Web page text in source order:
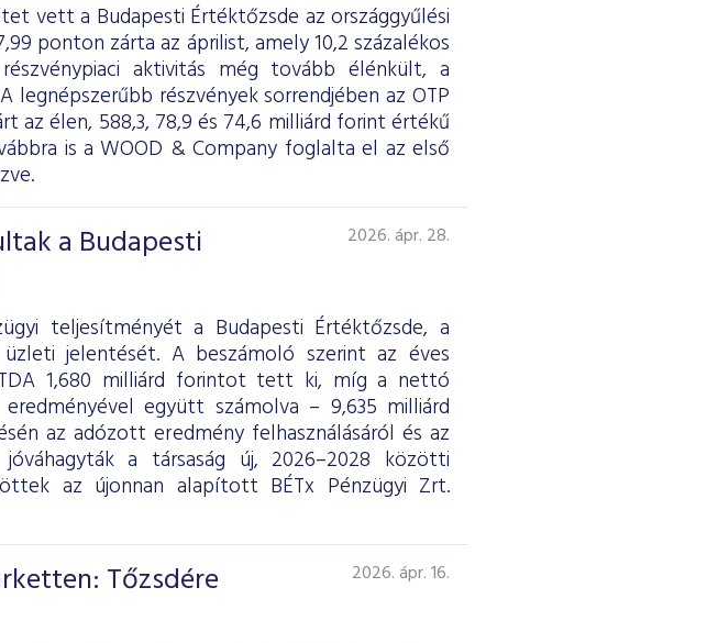
vett a Budapesti Értéktőzsde az országgyűlési
ponton zárta az áprilist, amely 10,2 százalékos
aktivitás még tovább élénkült, a
részvények sorrendjében az OTP
az élen, 588,3, 78,9 és 74,6 milliárd forint értékű
is a WOOD & Company foglalta el az első
a Budapesti
2026. ápr. 28.
teljesítményét a Budapesti Értéktőzsde, a
jelentését. A beszámoló szerint az éves
1,680 milliárd forintot tett ki, míg a nettó
együtt számolva – 9,635 milliárd
az adózott eredmény felhasználásáról és az
a társaság új, 2026–2028 közötti
az újonnan alapított BÉTx Pénzügyi Zrt.
Tőzsdére
2026. ápr. 16.